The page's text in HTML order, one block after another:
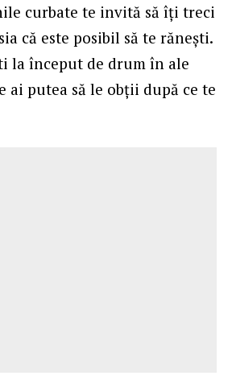
curbate te invită să îți treci
că este posibil să te rănești.
la început de drum în ale
putea să le obții după ce te